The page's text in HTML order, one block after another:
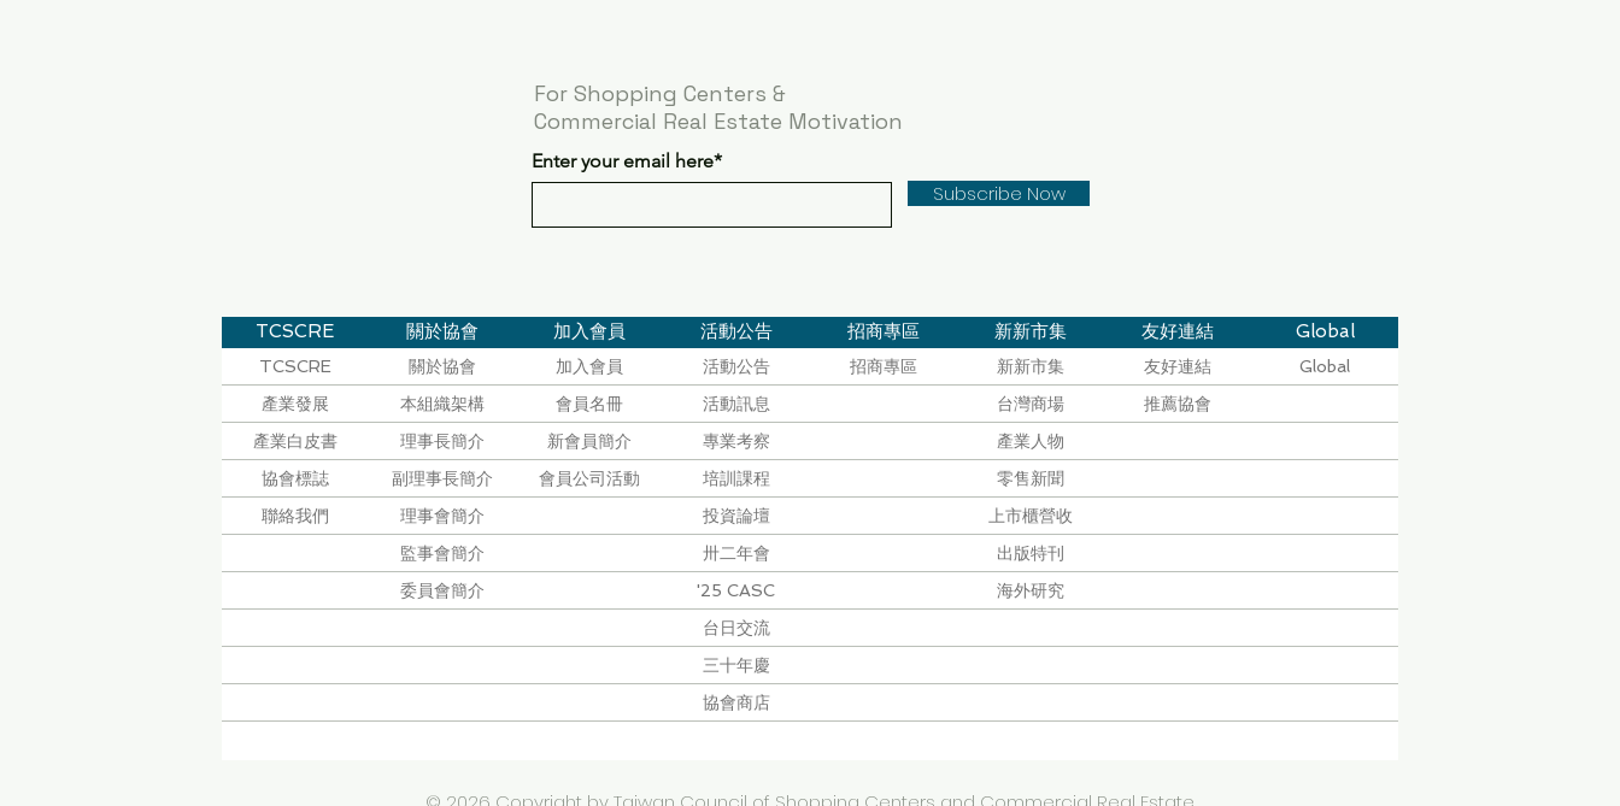
For Shopping Centers &
Commercial Real Estate Motivation
Enter your email here*
Subscribe Now
TCSCRE 關於協會 加入會員 活動公告 招商專區 新新市集 友好連結 Global
TCSCRE 關於協會 加入會員 活動公告 招商專區 新新市集 友好連結
Global
產業發展
本組織架構 會員名冊 活動訊息 台灣商場
推薦協會
產業白皮書
理事長簡介 新會員簡介 專業考察
產業人物
協會標誌
副理事長簡介 會員公司活動 培訓課程
零售新聞
聯絡我們
理事會簡介 投資論壇
上市櫃營收
監事會簡介
卅二年會
出版特刊
委員會簡介
'25 CASC
海外研究
台日交流
三十年慶
協會商店